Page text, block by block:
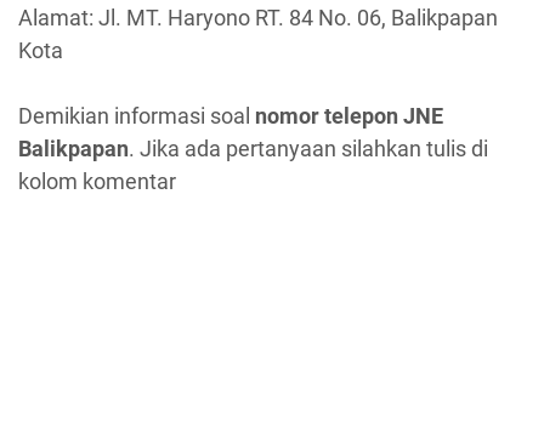
Alamat: Jl. MT. Haryono RT. 84 No. 06, Balikpapan
Kota
Demikian informasi soal nomor telepon JNE
Balikpapan. Jika ada pertanyaan silahkan tulis di
kolom komentar